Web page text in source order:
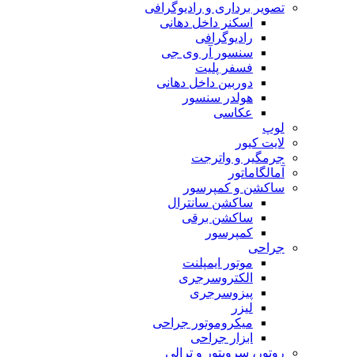
تصویر برداری و رادیوگرافی
اسکنر داخل دهانی
رادیوگرافی
سنسور آر وی جی
فسفر پلیت
دوربین داخل دهانی
هولدر سنسور
عکاسی
لوپ
لایت کیور
جرمگیر و واترجت
آمالگاماتور
ساکشن و کمپرسور
ساکشن سانترال
ساکشن برقی
کمپرسور
جراحی
موتور ایمپلنت
الکتروسرجری
پیزوسرجری
لیزر
میکروموتور جراحی
ابزار جراحی
روتور، سرویتور و ترالی